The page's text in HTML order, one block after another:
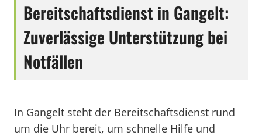
Bereitschaftsdienst in Gangelt:
Zuverlässige Unterstützung bei
Notfällen
In Gangelt steht der Bereitschaftsdienst rund
um die Uhr bereit, um schnelle Hilfe und